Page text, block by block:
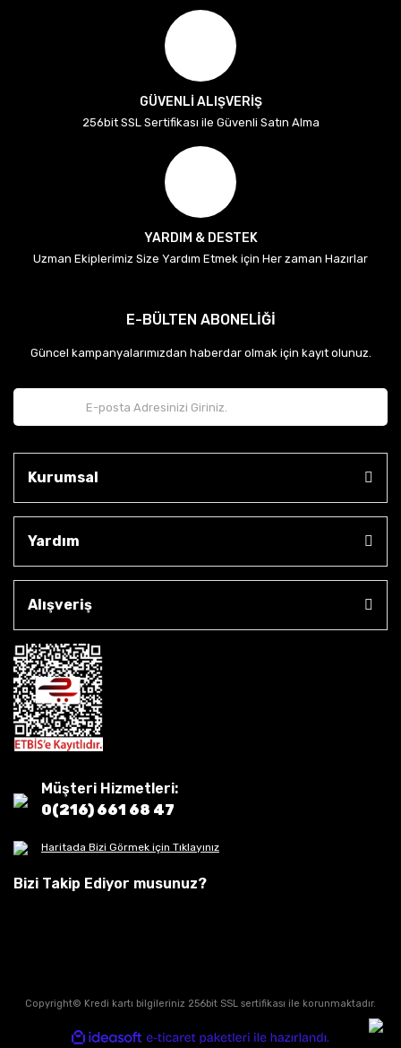
GÜVENLİ ALIŞVERİŞ
256bit SSL Sertifikası ile Güvenli Satın Alma
YARDIM & DESTEK
Uzman Ekiplerimiz Size Yardım Etmek için Her zaman Hazırlar
E-BÜLTEN ABONELİĞİ
Güncel kampanyalarımızdan haberdar olmak için kayıt olunuz.
Kurumsal
Yardım
Alışveriş
Müşteri Hizmetleri:
0(216) 661 68 47
Haritada Bizi Görmek için Tıklayınız
Bizi Takip Ediyor musunuz?
Copyright© Kredi kartı bilgileriniz 256bit SSL sertifikası ile korunmaktadır.
ideasoft
e-